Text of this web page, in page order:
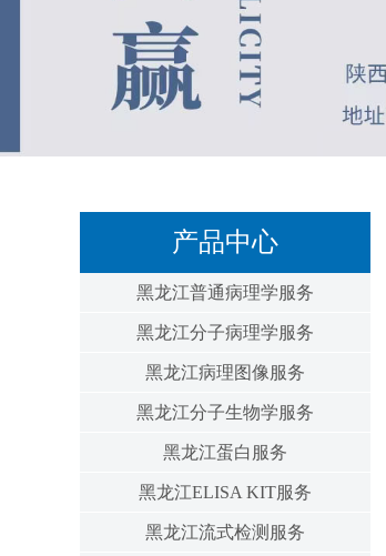
产品中心
黑龙江普通病理学服务
黑龙江分子病理学服务
黑龙江病理图像服务
黑龙江分子生物学服务
黑龙江蛋白服务
黑龙江ELISA KIT服务
黑龙江流式检测服务